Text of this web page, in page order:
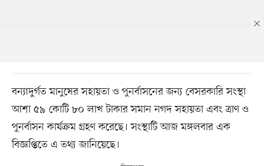
বন্যাদুর্গত মানুষের সহায়তা ও পুনর্বাসনের জন্য বেসরকারি সংস্থা
আশা ৫৯ কোটি ৮০ লাখ টাকার সমান নগদ সহায়তা এবং ত্রাণ ও
পুনর্বাসন কার্যক্রম গ্রহণ করেছে। সংস্থাটি আজ মঙ্গলবার এক
বিজ্ঞপ্তিতে এ তথ্য জানিয়েছে।